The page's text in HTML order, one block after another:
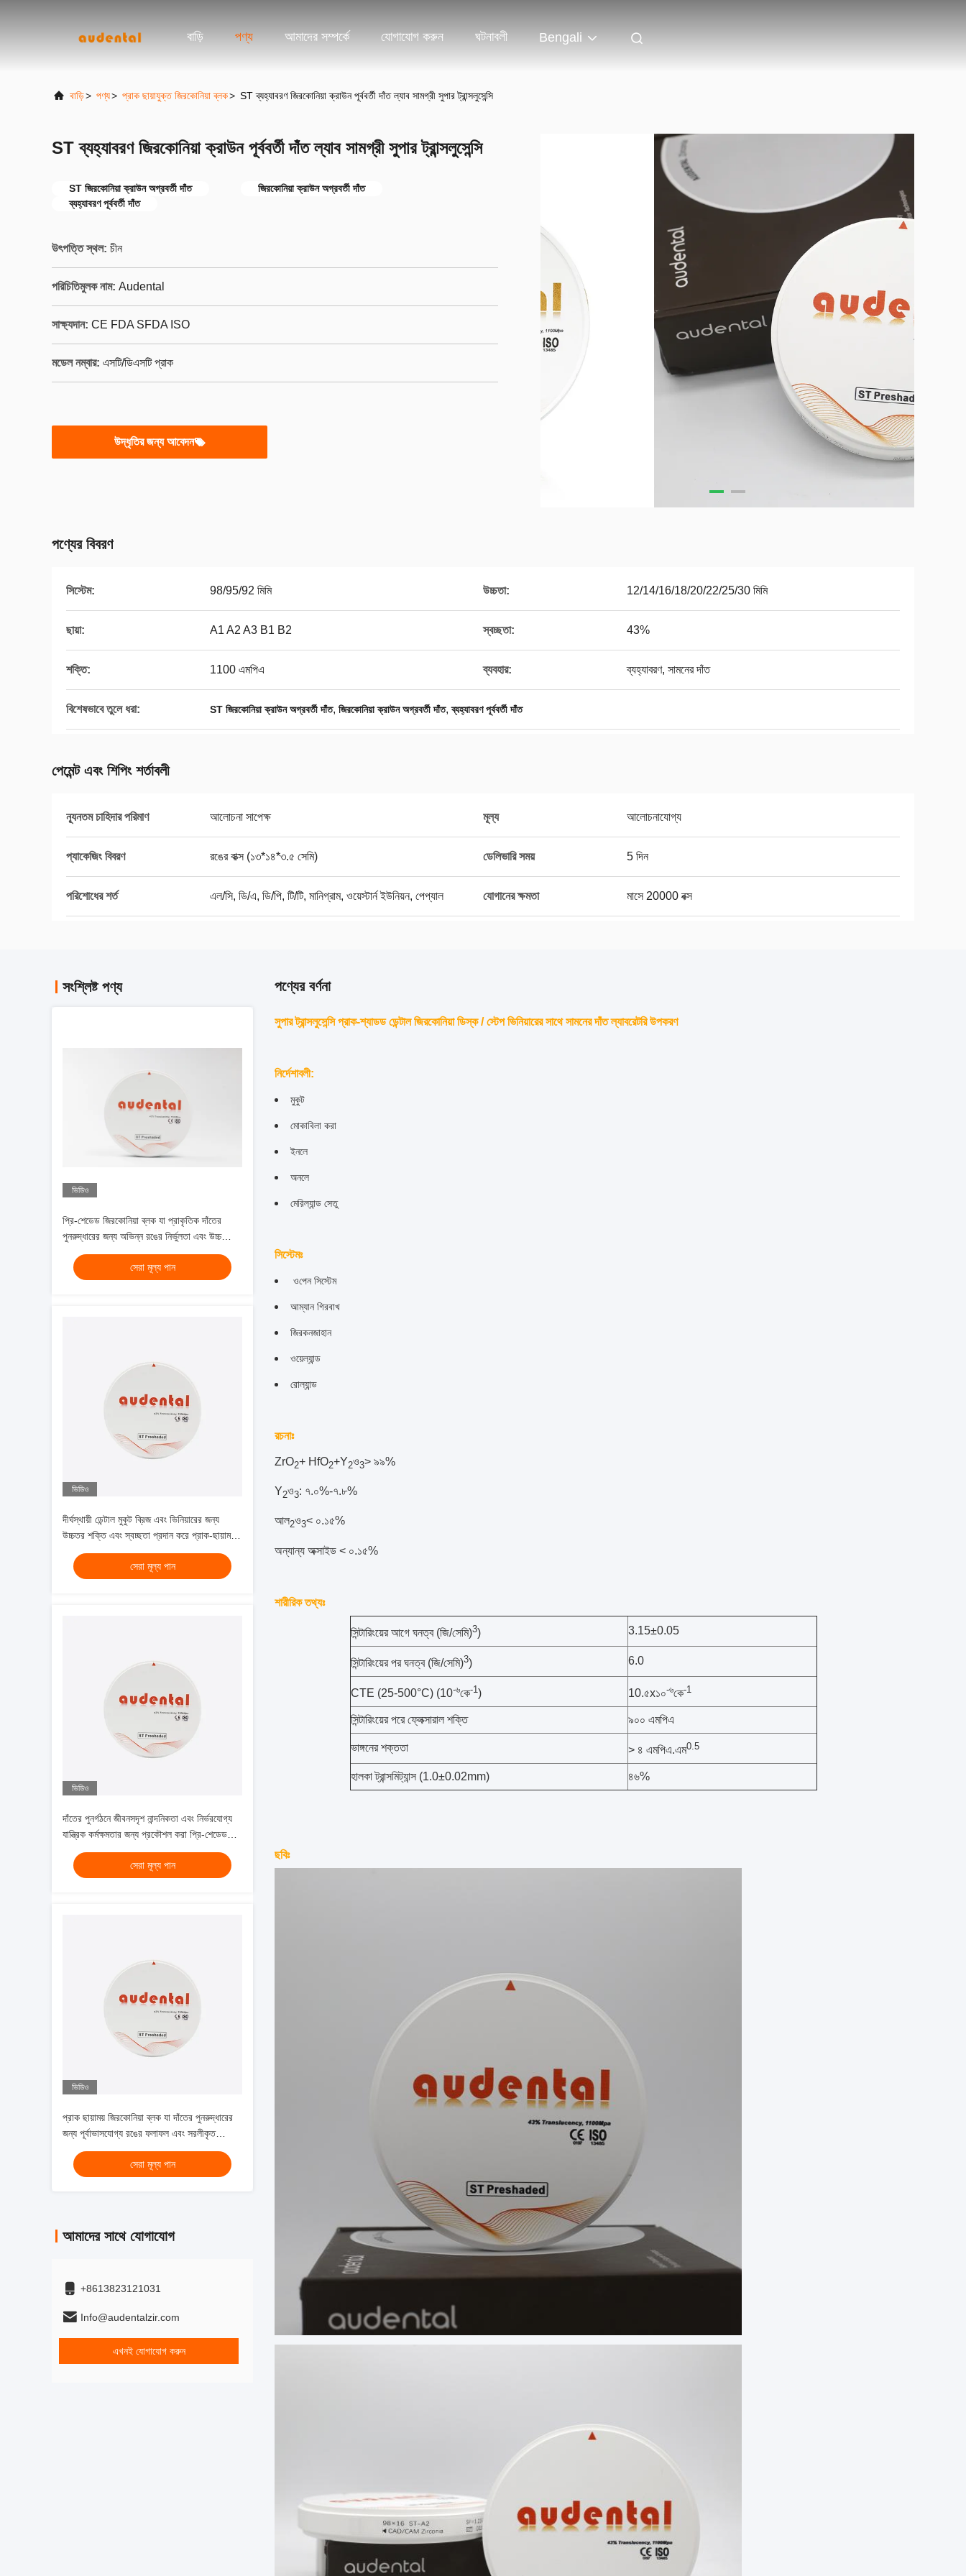
বাড়ি পণ্য আমাদের সম্পর্কে যোগাযোগ করুন ঘটনাবলী Bengali
বাড়ি> পণ্য> প্রাক ছায়াযুক্ত জিরকোনিয়া ব্লক> ST ব্যহ্যাবরণ জিরকোনিয়া ক্রাউন পূর্ববর্তী দাঁত ল্যাব সামগ্রী সুপার ট্রান্সলুসেন্সি
ST ব্যহ্যাবরণ জিরকোনিয়া ক্রাউন পূর্ববর্তী দাঁত ল্যাব সামগ্রী সুপার ট্রান্সলুসেন্সি
ST জিরকোনিয়া ক্রাউন অগ্রবর্তী দাঁত
জিরকোনিয়া ক্রাউন অগ্রবর্তী দাঁত
ব্যহ্যাবরণ পূর্ববর্তী দাঁত
উৎপত্তি স্থল: চীন
পরিচিতিমুলক নাম: Audental
সাক্ষ্যদান: CE FDA SFDA ISO
মডেল নম্বার: এসটি/ডিএসটি প্রাক
উদ্ধৃতির জন্য আবেদন
পণ্যের বিবরণ
সিস্টেম: 98/95/92 মিমি উচ্চতা: 12/14/16/18/20/22/25/30 মিমি
ছায়া: A1 A2 A3 B1 B2 স্বচ্ছতা: 43%
শক্তি: 1100 এমপিএ ব্যবহার: ব্যহ্যাবরণ, সামনের দাঁত
বিশেষভাবে তুলে ধরা: ST জিরকোনিয়া ক্রাউন অগ্রবর্তী দাঁত, জিরকোনিয়া ক্রাউন অগ্রবর্তী দাঁত,ব্যহ্যাবরণ পূর্ববর্তী দাঁত
পেমেন্ট এবং শিপিং শর্তাবলী
ন্যূনতম চাহিদার পরিমাণ আলোচনা সাপেক্ষ মূল্য আলোচনাযোগ্য
প্যাকেজিং বিবরণ রঙের বাক্স (১৩*১৪*৩.৫ সেমি) ডেলিভারি সময় 5 দিন
পরিশোধের শর্ত এল/সি, ডি/এ, ডি/পি, টি/টি, মানিগ্রাম, ওয়েস্টার্ন ইউনিয়ন, পেপ্যাল যোগানের ক্ষমতা মাসে 20000 বক্স
সংশ্লিষ্ট পণ্য
ভিডিও
প্রি-শেডেড জিরকোনিয়া ব্লক যা প্রাকৃতিক দাঁতের
পুনরুদ্ধারের জন্য অভিন্ন রঙের নির্ভুলতা এবং উচ্চ
স্বচ্ছতা প্রদান করে
সেরা মূল্য পান
ভিডিও
দীর্ঘস্থায়ী ডেন্টাল মুকুট ব্রিজ এবং ভিনিয়ারের জন্য
উচ্চতর শক্তি এবং স্বচ্ছতা প্রদান করে প্রাক-ছায়াময়
জিরকোনিয়া ব্লক
সেরা মূল্য পান
ভিডিও
দাঁতের পুনর্গঠনে জীবনসদৃশ নান্দনিকতা এবং নির্ভরযোগ্য
যান্ত্রিক কর্মক্ষমতার জন্য প্রকৌশল করা প্রি-শেডেড
জিরকোনিয়া ব্লক
সেরা মূল্য পান
ভিডিও
প্রাক ছায়াময় জিরকোনিয়া ব্লক যা দাঁতের পুনরুদ্ধারের
জন্য পূর্বাভাসযোগ্য রঙের ফলাফল এবং সরলীকৃত
কর্মপ্রবাহ সরবরাহ করে
সেরা মূল্য পান
আমাদের সাথে যোগাযোগ
+8613823121031
Info@audentalzir.com
এখনই যোগাযোগ করুন
পণ্যের বর্ণনা
সুপার ট্রান্সলুসেন্সি প্রাক-শ্যাডড ডেন্টাল জিরকোনিয়া ডিস্ক / স্টেপ ভিনিয়ারের সাথে সামনের দাঁত ল্যাবরেটরি উপকরণ
নির্দেশাবলী:
মুকুট
মোকাবিলা করা
ইনলে
অনলে
মেরিল্যান্ড সেতু
সিস্টেমঃ
ওপেন সিস্টেম
আম্যান গিরবাখ
জিরকনজাহান
ওয়েল্যান্ড
রোল্যান্ড
রচনাঃ
ZrO2+ HfO2+Y2ও3> ৯৯%
Y2ও3: ৭.০%-৭.৮%
আল2ও3< ০.১৫%
অন্যান্য অক্সাইড < ০.১৫%
শারীরিক তথ্যঃ
সিন্টারিংয়ের আগে ঘনত্ব (জি/সেমি)3) 3.15±0.05
সিন্টারিংয়ের পর ঘনত্ব (জি/সেমি)3) 6.0
CTE (25-500°C) (10-৬কে-1) 10.৫x১০-৬কে-1
সিন্টারিংয়ের পরে ফ্লেক্সারাল শক্তি ৯০০ এমপিএ
ভাঙ্গনের শক্ততা > ৪ এমপিএ.এম0.5
হালকা ট্রান্সমিট্যান্স (1.0±0.02mm) ৪৬%
ছবিঃ